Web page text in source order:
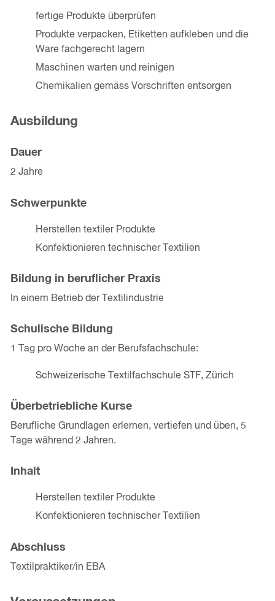
fertige Produkte überprüfen
Produkte verpacken, Etiketten aufkleben und die
Ware fachgerecht lagern
Maschinen warten und reinigen
Chemikalien gemäss Vorschriften entsorgen
Ausbildung
Dauer
2 Jahre
Schwerpunkte
Herstellen textiler Produkte
Konfektionieren technischer Textilien
Bildung in beruflicher Praxis
In einem Betrieb der Textilindustrie
Schulische Bildung
1 Tag pro Woche an der Berufsfachschule:
Schweizerische Textilfachschule STF, Zürich
Überbetriebliche Kurse
Berufliche Grundlagen erlernen, vertiefen und üben, 5
Tage während 2 Jahren.
Inhalt
Herstellen textiler Produkte
Konfektionieren technischer Textilien
Abschluss
Textilpraktiker/in EBA